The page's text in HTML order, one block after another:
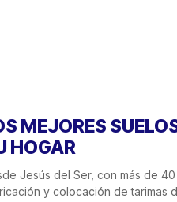
MEJORES
HOGAR
Jesús del Ser, con más de
y colocación de tarimas